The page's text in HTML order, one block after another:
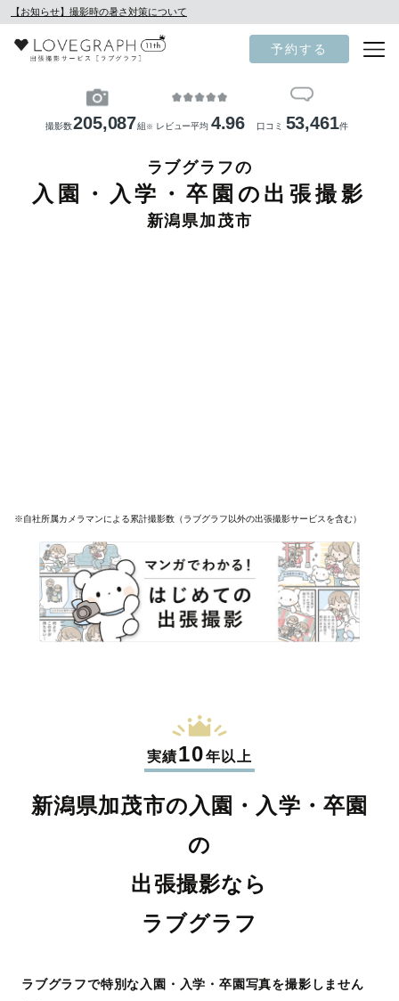
【お知らせ】撮影時の暑さ対策について
予約する
撮影数205,087組 ※ レビュー平均 4.96 口コミ 53,461件
ラブグラフの
入園・入学・卒園の出張撮影
新潟県加茂市
※自社所属カメラマンによる累計撮影数（ラブグラフ以外の出張撮影サービスを含む）
実績10年以上
新潟県加茂市の入園・入学・卒園
の
出張撮影なら
ラブグラフ
ラブグラフで特別な入園・入学・卒園写真を撮影しません